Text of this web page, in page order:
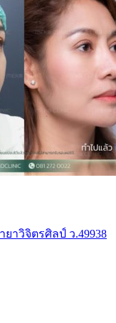
าวิจิตรศิลป์ ว.49938